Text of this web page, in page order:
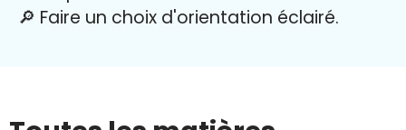
🔎 Faire un choix d'orientation éclairé.